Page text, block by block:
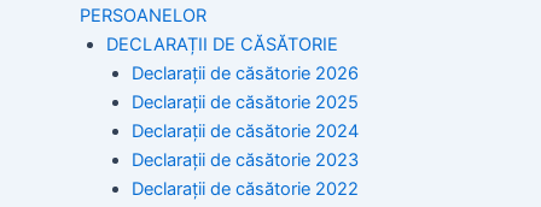
PERSOANELOR
DECLARAȚII DE CĂSĂTORIE
Declarații de căsătorie 2026
Declarații de căsătorie 2025
Declarații de căsătorie 2024
Declarații de căsătorie 2023
Declarații de căsătorie 2022